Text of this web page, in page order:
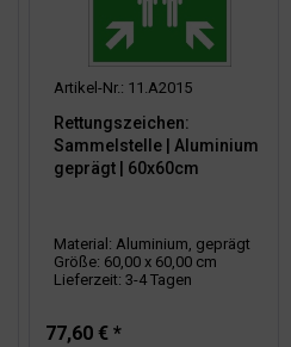
Artikel-Nr.: 11.A2015
Rettungszeichen:
Sammelstelle | Aluminium
geprägt | 60x60cm
Material: Aluminium, geprägt
Größe: 60,00 x 60,00 cm
Lieferzeit: 3-4 Tagen
77,60 € *